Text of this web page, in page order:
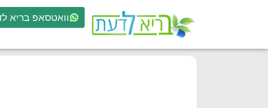
וואטסאפ בריא